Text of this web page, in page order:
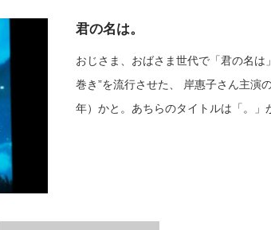
君の名は。
おじさま、おばさま世代で「君の名は
巻き”を流行させた、 岸惠子さん主演
年）かと。あちらのタイトルは「。」